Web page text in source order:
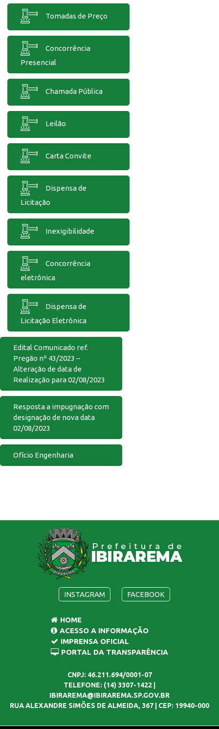
Tomadas de Preço
Concorrência
Presencial
Chamada Pública
Leilão
Carta Convite
Dispensa de
Licitação
Inexigibilidade
Concorrência
eletrônica
Dispensa de
Licitação Eletrônica
Edital Comunicado ref.
Pregão nº 43/2023 –
Alteração de data de
Realização para 02/08/2023
Resposta a impugnação com
designação de nova data
02/08/2023
Ofício Engenharia
INSTAGRAM FACEBOOK
HOME
ACESSO A INFORMAÇÃO
IMPRENSA OFICIAL
PORTAL DA TRANSPARÊNCIA
CNPJ: 46.211.694/0001-07
TELEFONE: (14) 3307-1422 |
IBIRAREMA@IBIRAREMA.SP.GOV.BR
RUA ALEXANDRE SIMÕES DE ALMEIDA, 367 | CEP: 19940-000